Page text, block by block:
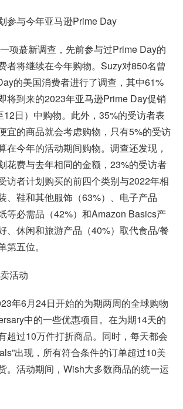
参与今年亚马逊Prime Day
项蕞新调查，先前参与过Prime Day的
者将继续在今年购物。Suzy对850名曾
的美国消费者进行了调查，其中61%
将到来的2023年亚马逊Prime Day促销
日）中购物。此外，35%的受访者表
宜的商品就会考虑购物，只有5%的受访
在今年的活动期间购物。调查还发现，
花费与去年相同的金额，23%的受访者
访者计划购买的前四个类别与2022年相
、鞋和其他服饰（63%）、电子产品
等必需品（42%）和Amazon Basics产
、休闲和旅游产品（40%）取代食品/餐
五位。
活动
年6月24日开始的为期两周的全球购物
中的一些优惠项目。在为期14天的
超过10万件打折商品。同时，每天都会
出现，所有符合条件的订单超过10美
。活动期间，Wish大多数商品的统一运